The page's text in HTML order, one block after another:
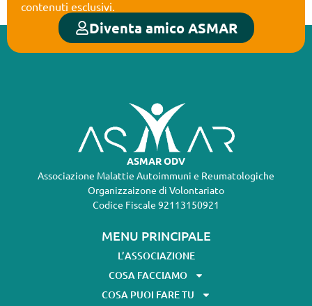
contenuti esclusivi.
Diventa amico ASMAR
ASMAR ODV
Associazione Malattie Autoimmuni e Reumatologiche
Organizzaizone di Volontariato
Codice Fiscale 92113150921
MENU PRINCIPALE
L’ASSOCIAZIONE
COSA FACCIAMO
COSA PUOI FARE TU